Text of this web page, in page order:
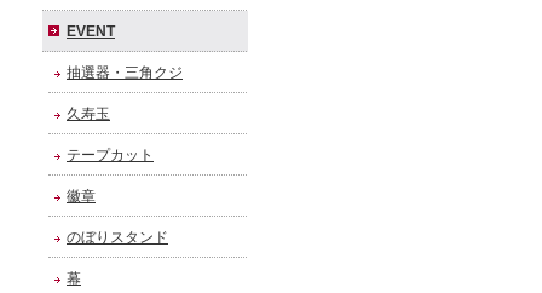
EVENT
抽選器・三角クジ
久寿玉
テープカット
徽章
のぼりスタンド
幕